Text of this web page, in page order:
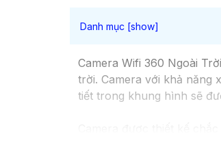
Camera Wifi 360 Ngoài
trời. Camera với khả năng
tiết trong khung hình sẽ
trời, bạn có thể yên tâm